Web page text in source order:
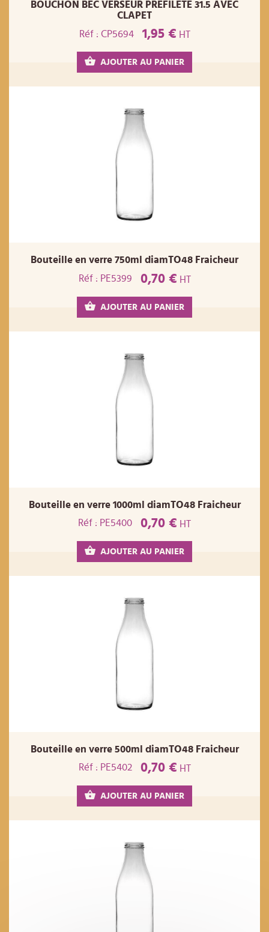
BOUCHON BEC VERSEUR PREFILETE 31.5 AVEC
CLAPET
Réf : CP5694
1,95 € HT
AJOUTER AU PANIER
Bouteille en verre 750ml diamTO48 Fraicheur
Réf : PE5399
0,70 € HT
AJOUTER AU PANIER
Bouteille en verre 1000ml diamTO48 Fraicheur
Réf : PE5400
0,70 € HT
AJOUTER AU PANIER
Bouteille en verre 500ml diamTO48 Fraicheur
Réf : PE5402
0,70 € HT
AJOUTER AU PANIER